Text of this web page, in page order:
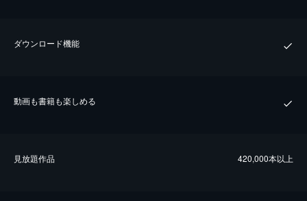
ダウンロード機能
動画も書籍も楽しめる
⾒放題作品 420,000本以上